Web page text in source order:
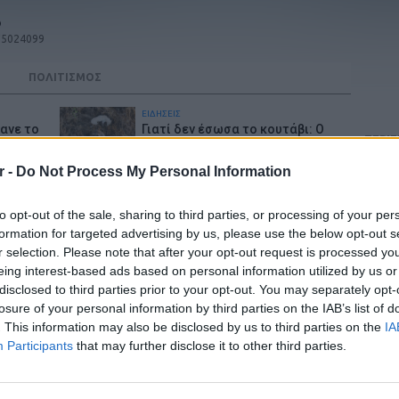
- Do Not Process My Personal Information
opt-out of the sale, sharing to third parties, or processing of your
for targeted advertising by us, please use the below opt-out
selection. Please note that after your opt-out request is processed
interest-based ads based on personal information utilized by us
to third parties prior to your opt-out. You may separately
of your personal information by third parties on the IAB’s list of
This information may also be disclosed by us to third parties on the
Participants that may further disclose it to other third parties.
ΠΟΛΙΤΙΣΜΟΣ
το
–
ΕΙΔΗΣΕΙΣ
Γιατί δεν έσωσα το κουτάβι: Ο
αγέλη λύκων εξηγεί γιατί δεν επενέβη
δεις
10 αποφθέγματα για τον
Αύγουστο
LIFESTYLE
Πού εξαφανίστηκε η Dido; Η
τραγουδίστρια που πούλησε 40
εκ. δίσκους άφησε τη δόξα και
άλλαξε ζωή
-
τρέχουν πλέον εδώ
Ένα
καλή
είναι
τη
Privacy